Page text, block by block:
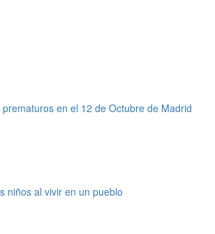
en el 12 de Octubre de Madrid
niños al vivir en un pueblo